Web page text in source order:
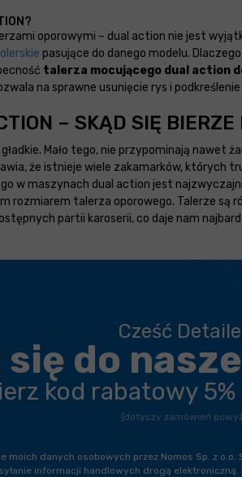
oporowymi – dual action nie jest
pasujące do danego modelu.
talerza mocującego dual action
na sprawne usunięcie rys i
– SKĄD SIĘ BIERZE
Mało tego, nie przypominają
że istnieje wiele zakamarków, których
w maszynach dual action jest
rozmiarem talerza oporowego. Talerze są
partii karoserii, co daje nam
Cześć
się do
kod rabatowy
(dotyczy zamówień
moich danych osobowych przez Nomos Sp. z
informacji handlowych drogą elektroniczną.